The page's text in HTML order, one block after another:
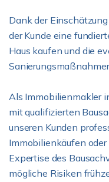
Dank der
der Kunde eine
Haus kaufen und die
Als Immobilienmakler
mit qualifizierten
unseren Kunden
Immobilienkäufen
Expertise des
mögliche Risiken